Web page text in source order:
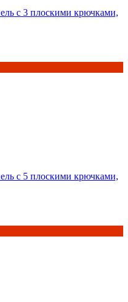
с 3 плоскими крючками,
с 5 плоскими крючками,